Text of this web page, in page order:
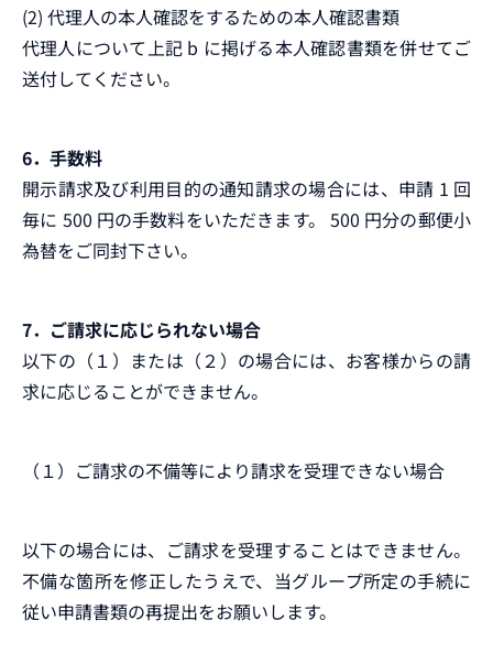
(2) 代理人の本人確認をするための本人確認書類
代理人について上記 b に掲げる本人確認書類を併せてご
送付してください。
6．手数料
開示請求及び利用目的の通知請求の場合には、申請 1 回
毎に 500 円の手数料をいただきます。 500 円分の郵便小
為替をご同封下さい。
7．ご請求に応じられない場合
以下の（１）または（２）の場合には、お客様からの請
求に応じることができません。
（１）ご請求の不備等により請求を受理できない場合
以下の場合には、ご請求を受理することはできません。
不備な箇所を修正したうえで、当グループ所定の手続に
従い申請書類の再提出をお願いします。